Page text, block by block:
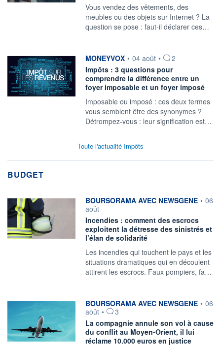
Vous vendez des vêtements, des
meubles ou des objets sur Internet ? La
question se pose : faut-il déclarer ces…
information fournie par
MONEYVOX • 04 août •
2
Impôts : 3 questions pour
comprendre la différence entre un
foyer imposable et un foyer imposé
Imposable ou imposé : ces deux termes
vous semblent être des synonymes ?
Détrompez-vous : leur signification est…
Toute l'actualité Impôts
BUDGET
information fournie par
BOURSORAMA AVEC NEWSGENE • 06
août
Incendies : comment des escrocs
exploitent la détresse des sinistrés et
l’élan de solidarité
Les incendies qui touchent le pays et les
situations dramatiques qui en découlent
attirent les escrocs. Faux pompiers, fa…
information fournie par
BOURSORAMA AVEC NEWSGENE • 06
août •
3
La compagnie annule son vol à cause
du conflit au Moyen-Orient, il lui
réclame 10.000 euros en justice